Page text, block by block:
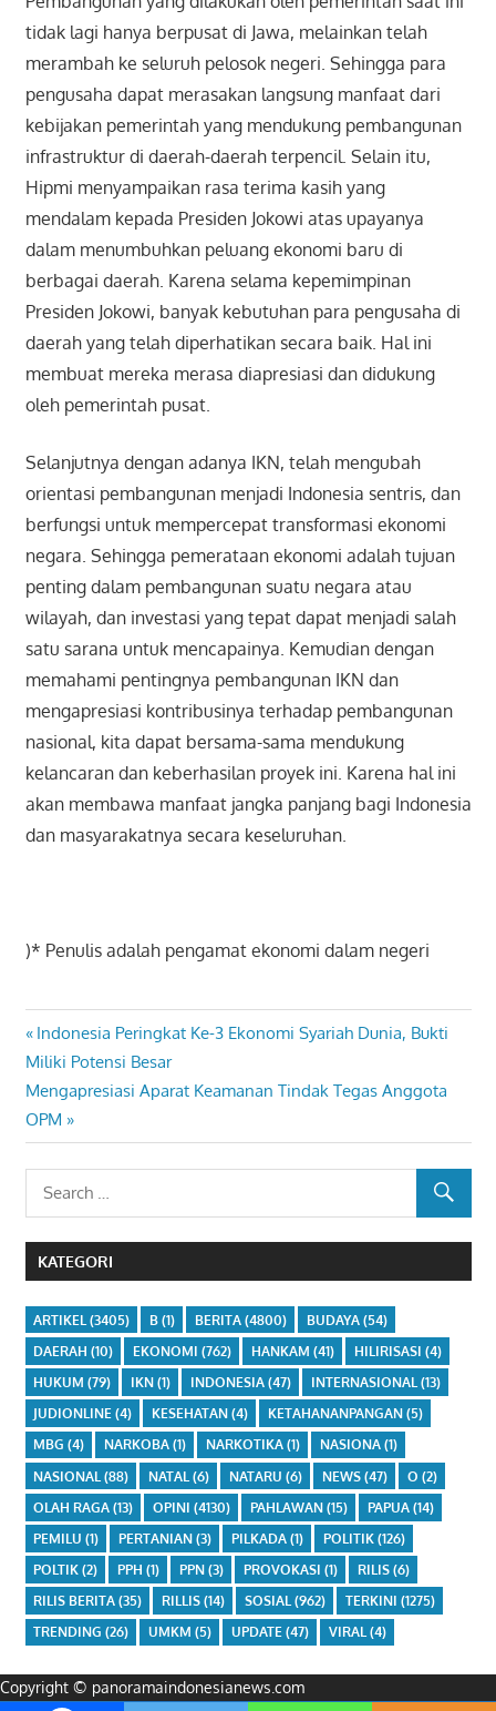
tidak lagi hanya berpusat di Jawa, melainkan telah
merambah ke seluruh pelosok negeri. Sehingga para
pengusaha dapat merasakan langsung manfaat dari
kebijakan pemerintah yang mendukung pembangunan
infrastruktur di daerah-daerah terpencil. Selain itu,
Hipmi menyampaikan rasa terima kasih yang
mendalam kepada Presiden Jokowi atas upayanya
dalam menumbuhkan peluang ekonomi baru di
berbagai daerah. Karena selama kepemimpinan
Presiden Jokowi, banyak kebutuhan para pengusaha di
daerah yang telah diperhatikan secara baik. Hal ini
membuat mereka merasa diapresiasi dan didukung
oleh pemerintah pusat.
Selanjutnya dengan adanya IKN, telah mengubah
orientasi pembangunan menjadi Indonesia sentris, dan
berfungsi untuk mempercepat transformasi ekonomi
negara. Sehingga pemerataan ekonomi adalah tujuan
penting dalam pembangunan suatu negara atau
wilayah, dan investasi yang tepat dapat menjadi salah
satu sarana untuk mencapainya. Kemudian dengan
memahami pentingnya pembangunan IKN dan
mengapresiasi kontribusinya terhadap pembangunan
nasional, kita dapat bersama-sama mendukung
kelancaran dan keberhasilan proyek ini. Karena hal ini
akan membawa manfaat jangka panjang bagi Indonesia
dan masyarakatnya secara keseluruhan.
)* Penulis adalah pengamat ekonomi dalam negeri
Navigasi
pos
Previous
Post:
Indonesia Peringkat Ke-3 Ekonomi Syariah Dunia, Bukti
Miliki Potensi Besar
Next
Post:
Mengapresiasi Aparat Keamanan Tindak Tegas Anggota
OPM
KATEGORI
ARTIKEL (3405) B(1) BERITA(4800) BUDAYA(54)
DAERAH (10) EKONOMI (762) HANKAM (41) HILIRISASI (4)
HUKUM (79) IKN(1) INDONESIA(47) INTERNASIONAL (13)
JUDIONLINE(4) KESEHATAN(4) KETAHANANPANGAN(5)
MBG (4) NARKOBA(1) NARKOTIKA(1) NASIONA(1)
NASIONAL (88) NATAL (6) NATARU (6) NEWS(47) O (2)
OLAH RAGA(13) OPINI (4130) PAHLAWAN(15) PAPUA(14)
PEMILU (1) PERTANIAN(3) PILKADA(1) POLITIK(126)
POLTIK(2) PPH (1) PPN(3) PROVOKASI (1) RILIS(6)
RILIS BERITA(35) RILLIS(14) SOSIAL(962) TERKINI (1275)
TRENDING (26) UMKM (5) UPDATE(47) VIRAL(4)
Copyright © panoramaindonesianews.com